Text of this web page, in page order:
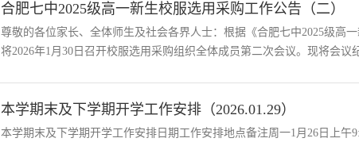
合肥七中2025级高一新生校服选用采购工作公告（二）
尊敬的各位家长、全体师生及社会各界人士：根据《合肥七中2025级高
将2026年1月30日召开校服选用采购组织全体成员第二次会议。现将会议
本学期末及下学期开学工作安排（2026.01.29）
本学期末及下学期开学工作安排日期工作安排地点备注周一1月26日上